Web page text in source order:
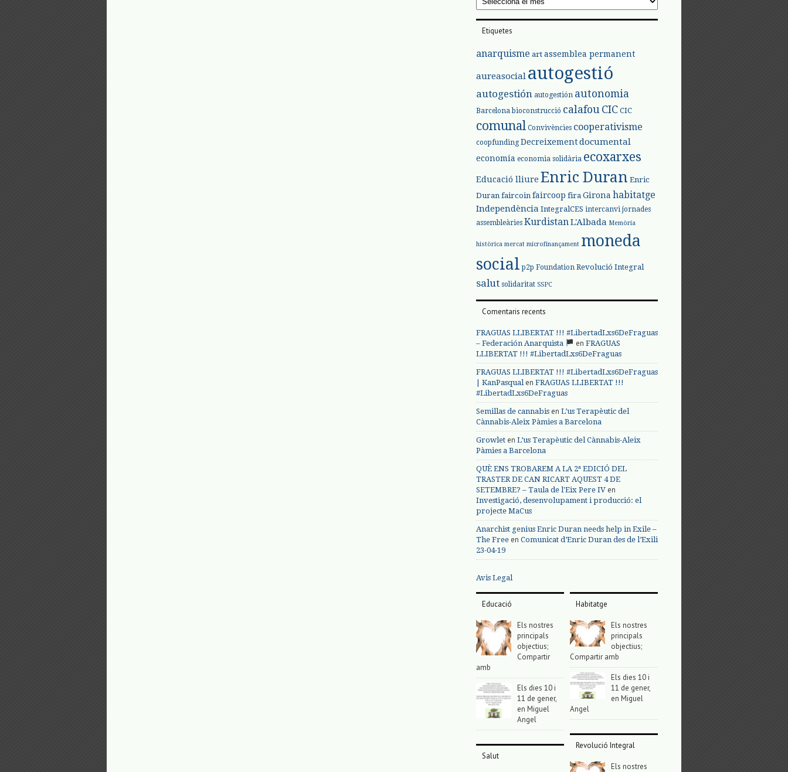
Etiquetes
anarquisme art assemblea permanent
aureasocial autogestió
autogestión autogestión autonomia
Barcelona bioconstrucció calafou CIC CIC
comunal Convivències cooperativisme
coopfunding Decreixementdocumental
economia economia solidària ecoxarxes
Educació lliure Enric Duran Enric
Duran faircoin faircoop fira Girona habitatge
Independència IntegralCES intercanvi jornades
assembleàries Kurdistan L'Albada Memòria
històrica mercat microfinançament moneda
social p2p Foundation Revolució Integral
salut solidaritat SSPC
Comentaris recents
FRAGUAS LLIBERTAT !!! #LibertadLxs6DeFraguas
– Federación Anarquista
en FRAGUAS
LLIBERTAT !!! #LibertadLxs6DeFraguas
FRAGUAS LLIBERTAT !!! #LibertadLxs6DeFraguas
| KanPasqualen FRAGUAS LLIBERTAT !!!
#LibertadLxs6DeFraguas
Semillas de cannabis en L’us Terapèutic del
Cànnabis-Aleix Pàmies a Barcelona
Growlet en L’us Terapèutic del Cànnabis-Aleix
Pàmies a Barcelona
QUÈ ENS TROBAREM A LA 2ª EDICIÓ DEL
TRASTER DE CAN RICART AQUEST 4 DE
SETEMBRE? – Taula de l'Eix Pere IV en
Investigació, desenvolupament i producció: el
projecte MaCus
Anarchist genius Enric Duran needs help in Exile –
The Free en Comunicat d’Enric Duran des de l’Exili
23-04-19
Avis Legal
Educació
Els nostres
principals
objectius;
Compartir
amb
Els dies 10 i
11 de gener,
en Miguel
Angel
Salut
Habitatge
Els nostres
principals
objectius;
Compartir amb
Els dies 10 i
11 de gener,
en Miguel
Angel
Revolució Integral
Els nostres